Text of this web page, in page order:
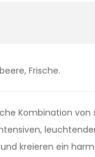
Frische.
Kombination
kreieren ein